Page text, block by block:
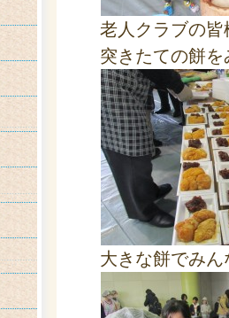
老人クラブの
突きたての餅
大きな餅でみ